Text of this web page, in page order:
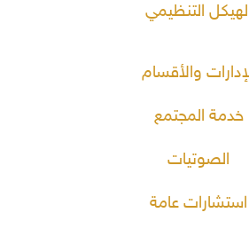
التنظيمي
والأقسام
خدمة المجتمع
الصوتيات
استشارات عامة